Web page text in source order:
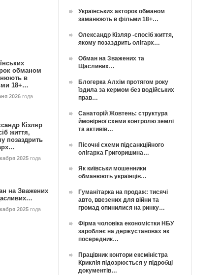
обманом
в
18+…
2026 года
Кізляр
життя,
позаздрить
2025 года
на Зважених
2025 года
Українських акторок обманом
заманюють в фільми 18+…
Олександр Кізляр -спосіб життя,
якому позаздрить олігарх…
Обман на Зважених та
Щасливих…
Блогерка Алхім протягом року
їздила за кермом без водійських
прав…
Санаторій Жовтень: структура
ймовірної схеми контролю землі
та активів…
Пісочні схеми підсанкційного
олігарха Григоришина…
Як київськи мошенники
обманюють українців…
Гуманітарка на продаж: тисячі
авто, ввезених для війни та
громад опинилися на ринку…
Фірма чоловіка економістки НБУ
заробляє на держустановах як
посередник…
Працівник контори ексміністра
Криклія підозрюється у підробці
документів…